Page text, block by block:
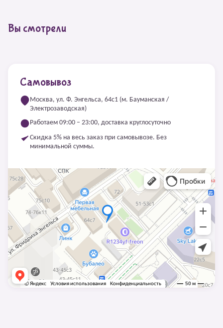
Вы смотрели
Самовывоз
Москва, ул. Ф. Энгельса, 64с1 (м. Бауманская /
Электрозаводская)
Работаем 09:00 – 23:00, доставка круглосуточно
Скидка 5% на весь заказ при самовывозе. Без
минимальной суммы.